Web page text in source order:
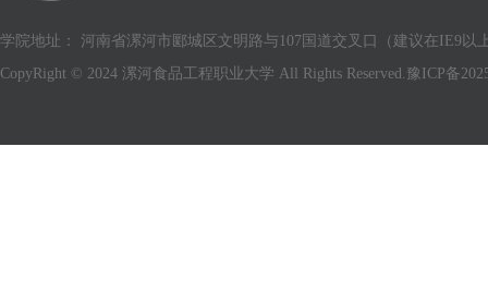
学院地址： 河南省漯河市郾城区文明路与107国道交叉口（建议在IE9以
CopyRight © 2024 漯河食品工程职业大学 All Rights Reserved. 豫ICP备